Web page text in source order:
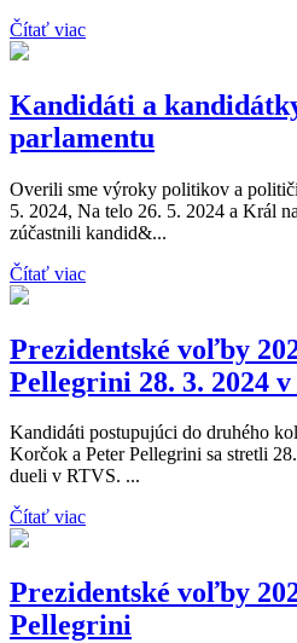
Čítať viac
Kandidáti a
parlamentu
Overili sme výroky politikov a
5. 2024, Na telo 26. 5. 2024 a Král
zúčastnili kandid&...
Čítať viac
Prezidentské voľby
Pellegrini 28. 3. 2024
Kandidáti postupujúci do druhého
Korčok a Peter Pellegrini sa stretli
dueli v RTVS. ...
Čítať viac
Prezidentské voľby
Pellegrini